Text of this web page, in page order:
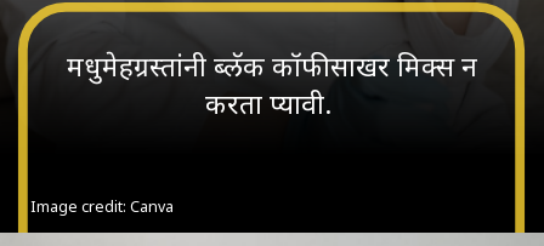
मधुमेहग्रस्तांनी ब्लॅक कॉफी साखर मिक्स न
करता प्यावी.
Image credit: Canva